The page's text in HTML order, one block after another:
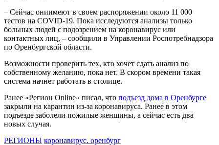
– Сейчас ониимеют в своем распоряжении около 11 000
тестов на COVID-19. Пока исследуются анализы только
больных людей с подозрением на коронавирус или
контактных лиц, – сообщили в Управлении Роспотребнадзора
по Оренбургской области.
Возможности проверить тех, кто хочет сдать анализ по
собственному желанию, пока нет. В скором времени такая
система начнет работать в столице.
Ранее «Регион Online» писал, что подъезд дома в Оренбурге
закрыли на карантин из-за коронавируса. Ранее в этом
подъезде заболели пожилые женщины, а сейчас есть два
новых случая.
РЕГИОНЫ коронавирус. оренбург